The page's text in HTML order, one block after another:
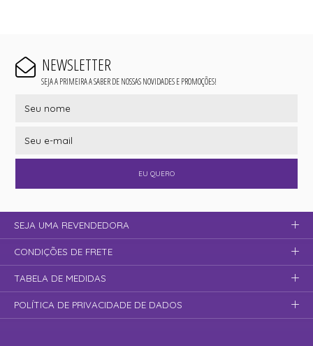
NEWSLETTER
SEJA A PRIMEIRA A SABER DE NOSSAS NOVIDADES E PROMOÇÕES!
EU QUERO
SEJA UMA REVENDEDORA
CONDIÇÕES DE FRETE
TABELA DE MEDIDAS
POLÍTICA DE PRIVACIDADE DE DADOS